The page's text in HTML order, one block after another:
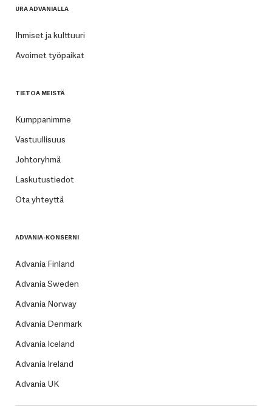
URA ADVANIALLA
Ihmiset ja kulttuuri
Avoimet työpaikat
TIETOA MEISTÄ
Kumppanimme
Vastuullisuus
Johtoryhmä
Laskutustiedot
Ota yhteyttä
ADVANIA-KONSERNI
Advania Finland
Advania Sweden
Advania Norway
Advania Denmark
Advania Iceland
Advania Ireland
Advania UK